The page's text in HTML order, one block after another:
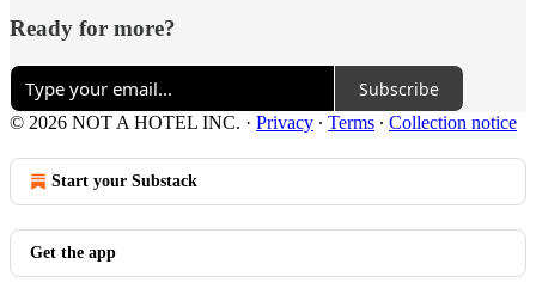
Ready for more?
Subscribe
© 2026 NOT A HOTEL INC. · Privacy ∙ Terms ∙ Collection notice
Start your Substack
Get the app